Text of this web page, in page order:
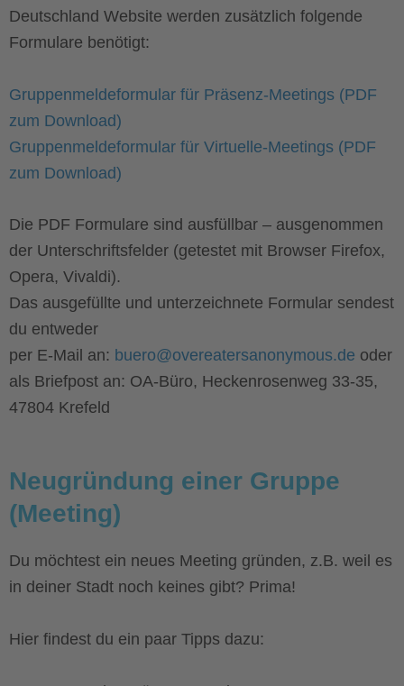
Deutschland Website werden zusätzlich folgende
Formulare benötigt:
Gruppenmeldeformular für Präsenz-Meetings (PDF
zum Download)
Gruppenmeldeformular für Virtuelle-Meetings (PDF
zum Download)
Die PDF Formulare sind ausfüllbar – ausgenommen
der Unterschriftsfelder (getestet mit Browser Firefox,
Opera, Vivaldi).
Das ausgefüllte und unterzeichnete Formular sendest
du entweder
per E-Mail an: buero@overeatersanonymous.de oder
als Briefpost an: OA-Büro, Heckenrosenweg 33-35,
47804 Krefeld
Neugründung einer Gruppe
(Meeting)
Du möchtest ein neues Meeting gründen, z.B. weil es
in deiner Stadt noch keines gibt? Prima!
Hier findest du ein paar Tipps dazu: